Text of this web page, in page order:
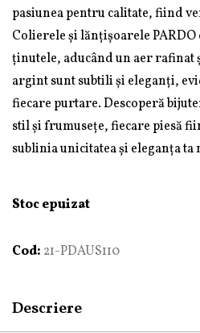
pasiunea pentru calitate, fiind
Colierele și lănțișoarele
ținutele, aducând un aer rafinat
argint sunt subtili și eleganți,
fiecare purtare. Descoperă
stil și frumusețe, fiecare piesă
sublinia unicitatea și eleganța ta
Stoc epuizat
Cod: 21-PDAUS110
Descriere